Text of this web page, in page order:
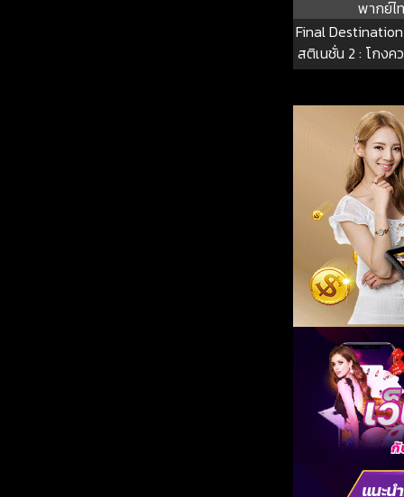
พากย์ไ
Final
สติเนชั่น 2 : โกงค
ต้องต